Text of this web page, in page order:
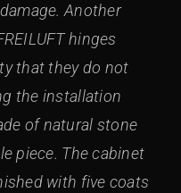
Another
hinges
that they do not
the installation
of natural stone
piece. The cabinet
with five coats